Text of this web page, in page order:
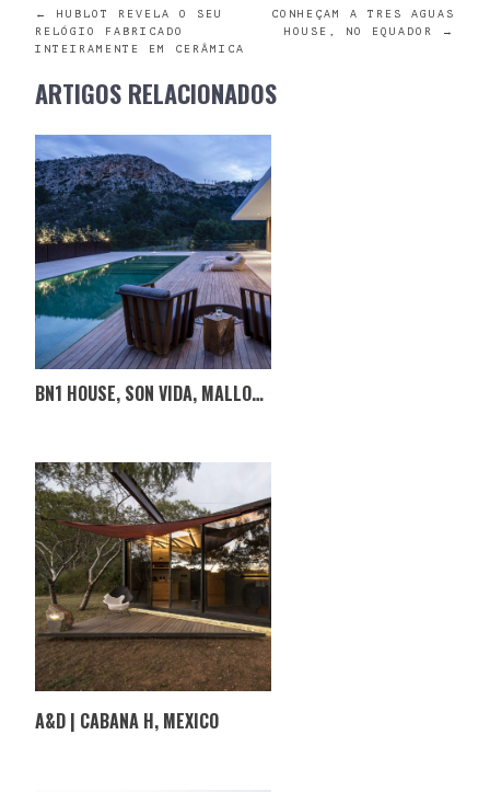
POST
NAVIGATION
←
HUBLOT REVELA O SEU
RELÓGIO FABRICADO
INTEIRAMENTE EM CERÂMICA
CONHEÇAM A TRES AGUAS
HOUSE, NO EQUADOR
→
ARTIGOS RELACIONADOS
BN1 HOUSE, SON VIDA, MALLORCA, ESPANHA
A&D | CABANA H, MEXICO